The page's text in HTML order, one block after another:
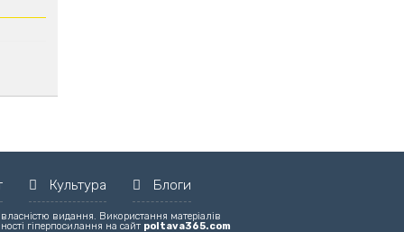
Культура Блоги
видання. Використання матеріалів
гіперпосилання на сайт poltava365.com